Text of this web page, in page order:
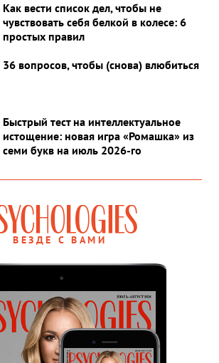
Как вести список дел, чтобы не
чувствовать себя белкой в колесе: 6
простых правил
36 вопросов, чтобы (снова) влюбиться
Быстрый тест на интеллектуальное
истощение: новая игра «Ромашка» из
семи букв на июль 2026-го
ВЕЗДЕ С ВАМИ